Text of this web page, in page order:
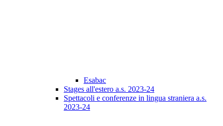
Esabac
Stages all'estero a.s. 2023-24
Spettacoli e conferenze in lingua straniera a.s.
2023-24